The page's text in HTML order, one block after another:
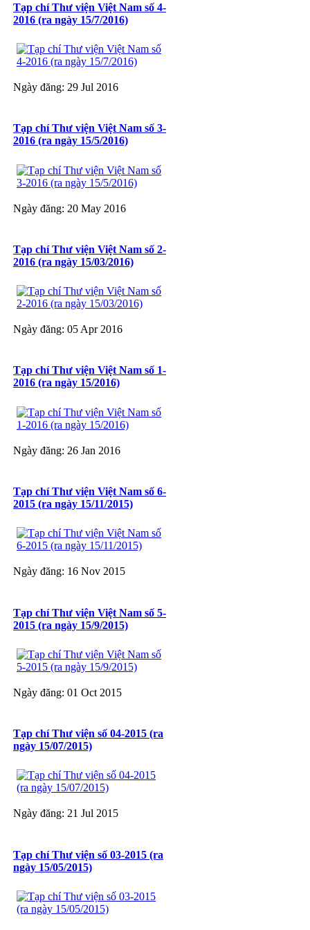
Tạp chí Thư viện Việt Nam số 4-
2016 (ra ngày 15/7/2016)
Ngày đăng: 29 Jul 2016
Tạp chí Thư viện Việt Nam số 3-
2016 (ra ngày 15/5/2016)
Ngày đăng: 20 May 2016
Tạp chí Thư viện Việt Nam số 2-
2016 (ra ngày 15/03/2016)
Ngày đăng: 05 Apr 2016
Tạp chí Thư viện Việt Nam số 1-
2016 (ra ngày 15/2016)
Ngày đăng: 26 Jan 2016
Tạp chí Thư viện Việt Nam số 6-
2015 (ra ngày 15/11/2015)
Ngày đăng: 16 Nov 2015
Tạp chí Thư viện Việt Nam số 5-
2015 (ra ngày 15/9/2015)
Ngày đăng: 01 Oct 2015
Tạp chí Thư viện số 04-2015 (ra
ngày 15/07/2015)
Ngày đăng: 21 Jul 2015
Tạp chí Thư viện số 03-2015 (ra
ngày 15/05/2015)